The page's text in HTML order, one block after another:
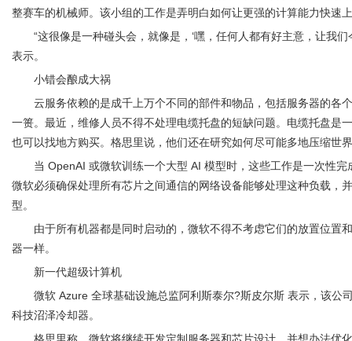
整赛车的机械师。该小组的工作是弄明白如何让更强的计算能力快速
“这很像是一种碰头会，就像是，‘嘿，任何人都有好主意，让我
表示。
小错会酿成大祸
云服务依赖的是成千上万个不同的部件和物品，包括服务器的各
一篑。最近，维修人员不得不处理电缆托盘的短缺问题。电缆托盘是
也可以找地方购买。格思里说，他们还在研究如何尽可能多地压缩世
当 OpenAI 或微软训练一个大型 AI 模型时，这些工作是一次性
微软必须确保处理所有芯片之间通信的网络设备能够处理这种负载，
型。
由于所有机器都是同时启动的，微软不得不考虑它们的放置位置
器一样。
新一代超级计算机
微软 Azure 全球基础设施总监阿利斯泰尔?斯皮尔斯 表示，该公
科技沼泽冷却器。
格思里称，微软将继续开发定制服务器和芯片设计，并想办法优